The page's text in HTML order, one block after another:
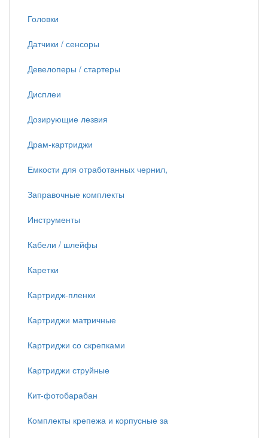
Головки
Датчики / сенсоры
Девелоперы / стартеры
Дисплеи
Дозирующие лезвия
Драм-картриджи
Емкости для отработанных чернил,
Заправочные комплекты
Инструменты
Кабели / шлейфы
Каретки
Картридж-пленки
Картриджи матричные
Картриджи со скрепками
Картриджи струйные
Кит-фотобарабан
Комплекты крепежа и корпусные за